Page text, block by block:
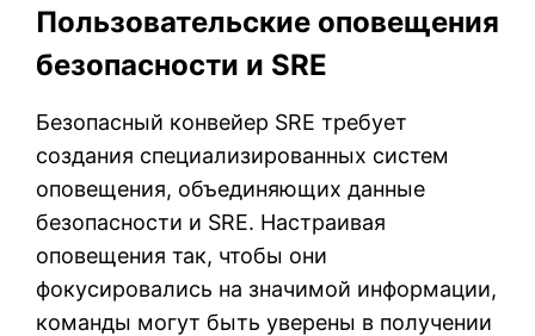
Пользовательские оповещения
безопасности и SRE
Безопасный конвейер SRE требует
создания специализированных систем
оповещения, объединяющих данные
безопасности и SRE. Настраивая
оповещения так, чтобы они
фокусировались на значимой информации,
команды могут быть уверены в получении